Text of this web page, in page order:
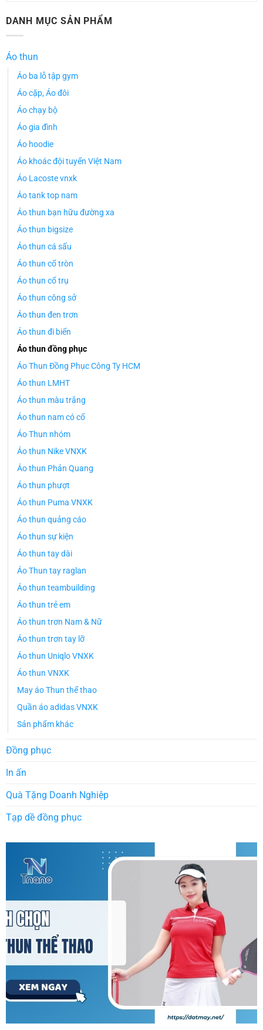
DANH MỤC SẢN PHẨM
Áo thun
Áo ba lỗ tập gym
Áo cặp, Áo đôi
Áo chạy bộ
Áo gia đình
Áo hoodie
Áo khoác đội tuyển Việt Nam
Áo Lacoste vnxk
Áo tank top nam
Áo thun bạn hữu đường xa
Áo thun bigsize
Áo thun cá sấu
Áo thun cổ tròn
Áo thun cổ trụ
Áo thun công sở
Áo thun đen trơn
Áo thun đi biển
Áo thun đồng phục
Áo Thun Đồng Phục Công Ty HCM
Áo thun LMHT
Áo thun màu trắng
Áo thun nam có cổ
Áo Thun nhóm
Áo thun Nike VNXK
Áo thun Phản Quang
Áo thun phượt
Áo thun Puma VNXK
Áo thun quảng cáo
Áo thun sự kiện
Áo thun tay dài
Áo Thun tay raglan
Áo thun teambuilding
Áo thun trẻ em
Áo thun trơn Nam & Nữ
Áo thun trơn tay lỡ
Áo thun Uniqlo VNXK
Áo thun VNXK
May áo Thun thể thao
Quần áo adidas VNXK
Sản phẩm khác
Đồng phục
In ấn
Quà Tặng Doanh Nghiệp
Tạp dề đồng phục